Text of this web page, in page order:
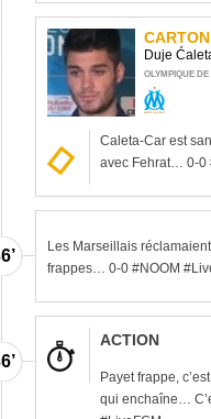
Duje
OLYMPIQUE
Caleta-Car est
avec Fehrat… 0-0
Les Marseillais
frappes… 0-0 #NOOM
ACTION
Payet frappe,
qui enchaîne…